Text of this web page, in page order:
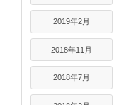
2019年2月
2018年11月
2018年7月